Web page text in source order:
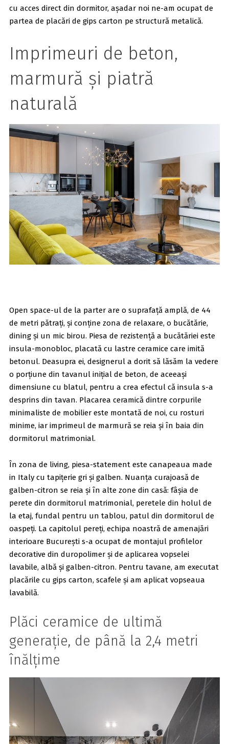
cu acces direct din dormitor, așadar noi ne-am ocupat de
partea de placări de gips carton pe structură metalică.
Imprimeuri de beton,
marmură și piatră
naturală
Open space-ul de la parter are o suprafață amplă, de 44
de metri pătrați, și conține zona de relaxare, o bucătărie,
dining și un mic birou. Piesa de rezistență a bucătăriei este
insula-monobloc, placată cu lastre ceramice care imită
betonul. Deasupra ei, designerul a dorit să lăsăm la vedere
o porțiune din tavanul inițial de beton, de aceeași
dimensiune cu blatul, pentru a crea efectul că insula s-a
desprins din tavan. Placarea ceramică dintre corpurile
minimaliste de mobilier este montată de noi, cu rosturi
minime, iar imprimeul de marmură se reia și în baia din
dormitorul matrimonial.
În zona de living, piesa-statement este canapeaua made
in Italy cu tapițerie gri și galben. Nuanța curajoasă de
galben-citron se reia și în alte zone din casă: fâșia de
perete din dormitorul matrimonial, peretele din holul de
la etaj, fundal pentru un tablou, patul din dormitorul de
oaspeți. La capitolul pereți, echipa noastră de amenajări
interioare București s-a ocupat de montajul profilelor
decorative din duropolimer și de aplicarea vopselei
lavabile, albă și galben-citron. Pentru tavane, am executat
placările cu gips carton, scafele și am aplicat vopseaua
lavabilă.
Plăci ceramice de ultimă
generație, de până la 2,4 metri
înălțime